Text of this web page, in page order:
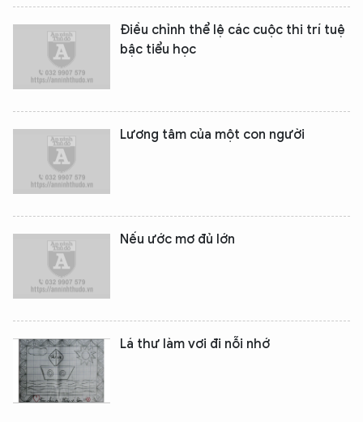
Điều chỉnh thể lệ các cuộc thi trí tuệ
bậc tiểu học
Lương tâm của một con người
Nếu ước mơ đủ lớn
Lá thư làm vơi đi nỗi nhớ